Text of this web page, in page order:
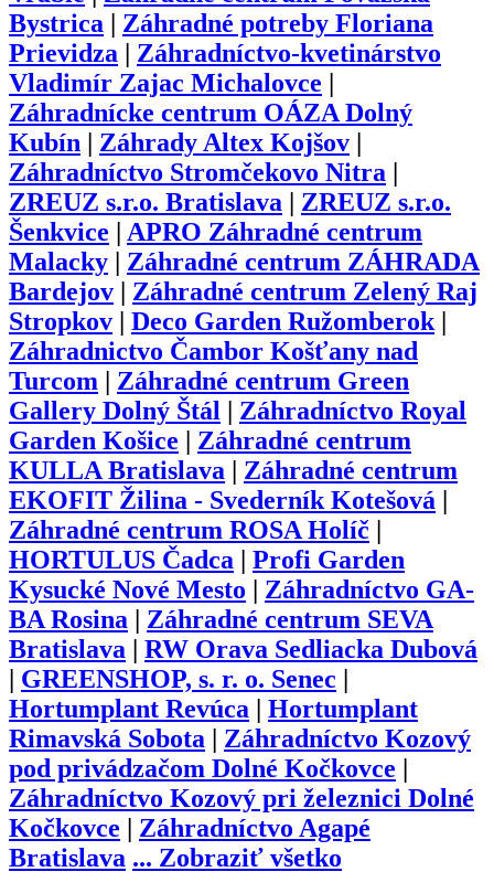
Bystrica
Záhradné potreby Floriana
Prievidza
Záhradníctvo-kvetinárstvo
Vladimír Zajac Michalovce
Záhradnícke centrum OÁZA Dolný
Kubín
Záhrady Altex Kojšov
Záhradníctvo Stromčekovo Nitra
ZREUZ s.r.o. Bratislava
ZREUZ s.r.o.
Šenkvice
APRO Záhradné centrum
Malacky
Záhradné centrum ZÁHRADA
Bardejov
Záhradné centrum Zelený Raj
Stropkov
Deco Garden Ružomberok|
Záhradnictvo Čambor Košťany nad
Turcom
Záhradné centrum Green
Gallery Dolný Štál
Záhradníctvo Royal
Garden Košice
Záhradné centrum
KULLA Bratislava
Záhradné centrum
EKOFIT Žilina - Svederník Kotešová
Záhradné centrum ROSA Holíč
HORTULUS Čadca
Profi Garden
Kysucké Nové Mesto
Záhradníctvo GA-
BA Rosina
Záhradné centrum SEVA
Bratislava
RW Orava Sedliacka Dubová
GREENSHOP, s. r. o. Senec
Hortumplant Revúca
Hortumplant
Rimavská Sobota
Záhradníctvo Kozový
pod privádzačom Dolné Kočkovce
Záhradníctvo Kozový pri železnici Dolné
Kočkovce
Záhradníctvo Agapé
Bratislava ... Zobraziť všetko